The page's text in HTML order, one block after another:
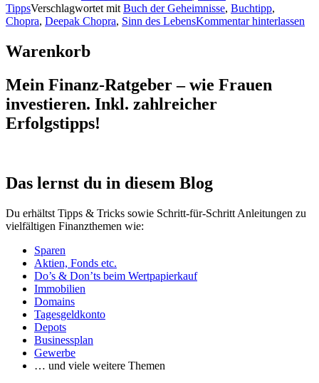
TippsVerschlagwortet mit Buch der Geheimnisse, Buchtipp,
Chopra, Deepak Chopra, Sinn des LebensKommentar hinterlassen
Warenkorb
Mein Finanz-Ratgeber – wie Frauen
investieren. Inkl. zahlreicher
Erfolgstipps!
Das lernst du in diesem Blog
Du erhältst Tipps & Tricks sowie Schritt-für-Schritt Anleitungen zu
vielfältigen Finanzthemen wie:
Sparen
Aktien, Fonds etc.
Do’s & Don’ts beim Wertpapierkauf
Immobilien
Domains
Tagesgeldkonto
Depots
Businessplan
Gewerbe
… und viele weitere Themen